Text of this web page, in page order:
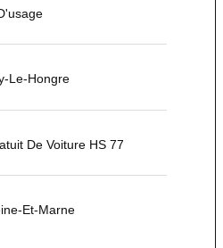
Le-Hongre
De Voiture HS 77
Et-Marne